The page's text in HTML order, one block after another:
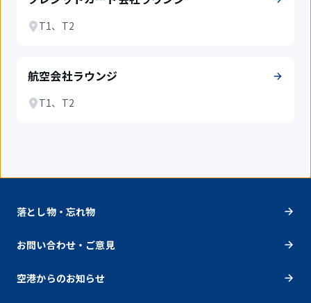
T1、T2
航空会社ラウンジ
T1、T2
落とし物・忘れ物
お問い合わせ・ご意見
空港からのお知らせ